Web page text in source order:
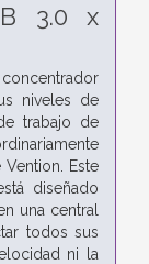
3.0 x
niveles de
trabajo de
Este
diseñado
una central
todos sus
ni la